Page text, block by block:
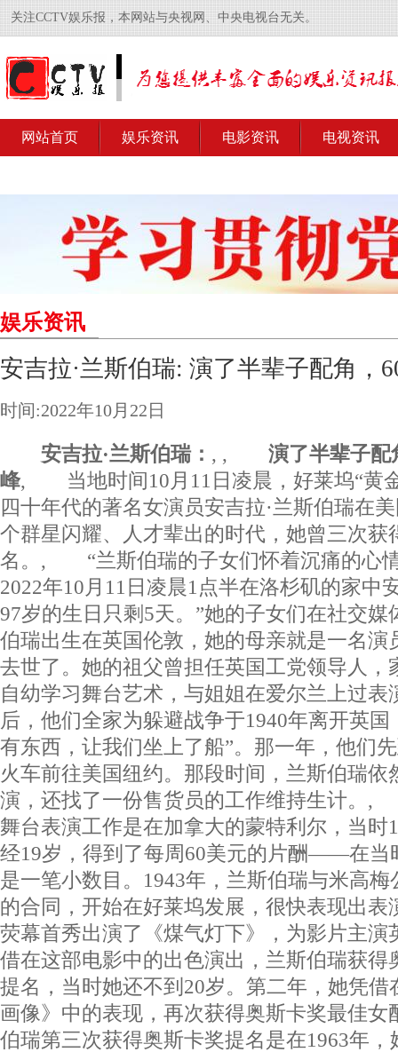
关注CCTV娱乐报，本网站与央视网、中央电视台无关。
网站首页 娱乐资讯 电影资讯 电视资讯
娱乐资讯
安吉拉·兰斯伯瑞: 演了半辈子配角，
时间:2022年10月22日
安吉拉·兰斯伯瑞： , , 演了半辈子配
峰, 当地时间10月11日凌晨，好莱坞“黄
四十年代的著名女演员安吉拉·兰斯伯瑞在
个群星闪耀、人才辈出的时代，她曾三次获
名。, “兰斯伯瑞的子女们怀着沉痛的心
2022年10月11日凌晨1点半在洛杉矶的家中
97岁的生日只剩5天。”她的子女们在社
伯瑞出生在英国伦敦，她的母亲就是一名演
去世了。她的祖父曾担任英国工党领导人，
自幼学习舞台艺术，与姐姐在爱尔兰上过表
后，他们全家为躲避战争于1940年离开英
有东西，让我们坐上了船”。那一年，他们
火车前往美国纽约。那段时间，兰斯伯瑞依
演，还找了一份售货员的工作维持生计
舞台表演工作是在加拿大的蒙特利尔，当时
经19岁，得到了每周60美元的片酬——在当
是一笔小数目。1943年，兰斯伯瑞与米高
的合同，开始在好莱坞发展，很快表现出表
荧幕首秀出演了《煤气灯下》，为影片主演
借在这部电影中的出色演出，兰斯伯瑞获得
提名，当时她还不到20岁。第二年，她凭借
画像》中的表现，再次获得奥斯卡奖最
伯瑞第三次获得奥斯卡奖提名是在1963年